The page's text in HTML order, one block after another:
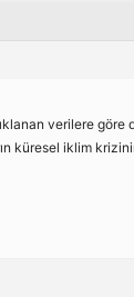
verilere göre
küresel iklim